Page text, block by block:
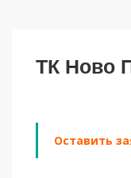
ТК Ново
Оставить